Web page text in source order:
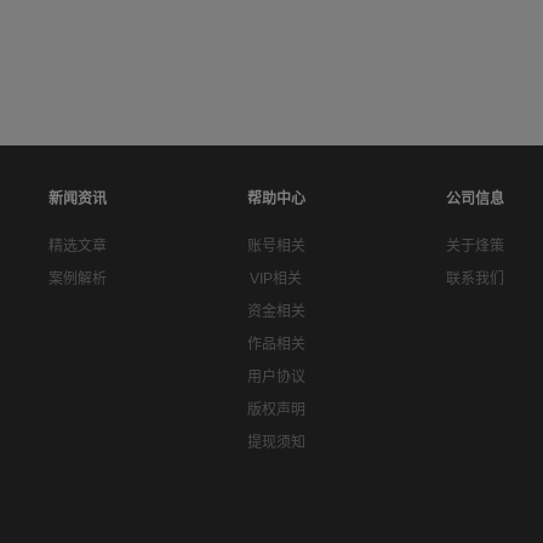
新闻资讯
精选文章
案例解析
帮助中心
账号相关
VIP相关
资金相关
作品相关
用户协议
版权声明
提现须知
公司信息
关于烽策
联系我们